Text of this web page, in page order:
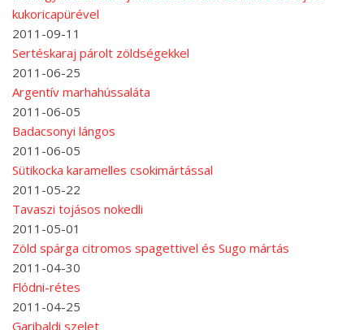
kukoricapürével
2011-09-11
Sertéskaraj párolt zöldségekkel
2011-06-25
Argentív marhahússaláta
2011-06-05
Badacsonyi lángos
2011-06-05
Sütikocka karamelles csokimártással
2011-05-22
Tavaszi tojásos nokedli
2011-05-01
Zöld spárga citromos spagettivel és Sugo mártás
2011-04-30
Flódni-rétes
2011-04-25
Garibaldi szelet